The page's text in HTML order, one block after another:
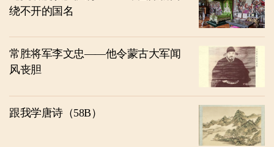
绕不开的国名
常胜将军李文忠——他令蒙古大军闻
风丧胆
跟我学唐诗（58B）